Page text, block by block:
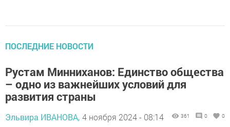
ПОСЛЕДНИЕ НОВОСТИ
Рустам Минниханов: Единство общества
– одно из важнейших условий для
развития страны
Эльвира ИВАНОВА, 4 ноября 2024 - 08:14 361 0 0